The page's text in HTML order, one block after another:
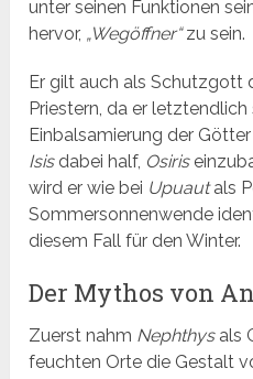
unter seinen Funktionen
hervor, „Wegöffner“zu sein.
Er gilt auch als Schutzgott
Priestern, da er
Einbalsamierung der
Isisdabei half, Osiris
wird er wie bei Upuautals
Sommersonnenwende
diesem Fall für den Winter.
Der Mythos von
Zuerst nahm Nephthysals
feuchten Orte die Gestalt